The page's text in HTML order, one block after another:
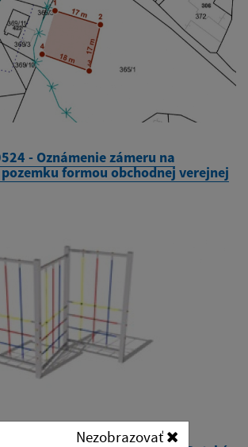
Nezobrazovať
- Oznámenie zámeru na
formou obchodnej verejnej